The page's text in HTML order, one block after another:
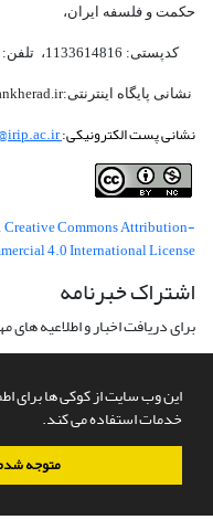
این وب سایت از کوکی ها برای
خدمات استفاده می کند.
متوجه
حکمت و فلسفه ایران،‌
کدپستی: 1133614816، تلفن: 66492169 - 021 نمابر: 66962700 - 021
نشانی پایگاه اینترنتی:www.javidankherad.ir
نشانی پست الکترونیکی:javidankherad@irip.ac.ir
Creative Commons Attribution-
4.0 International License
اشتراک خبرنامه
برای دریافت اخبار و اطلاعیه
سامانه مدیریت نشریات علمی.